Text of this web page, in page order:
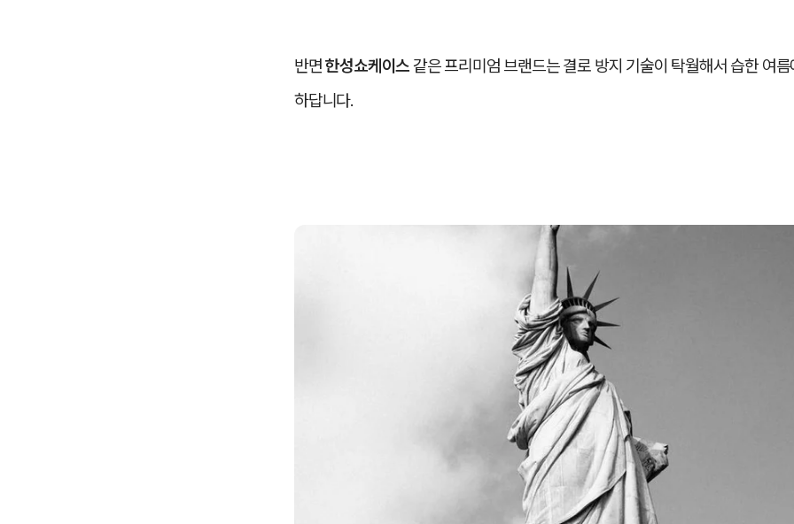
반면한성쇼케이스같은 프리미엄 브랜드는 결로 방지 기술이 탁월해서 습한 여
하답니다.